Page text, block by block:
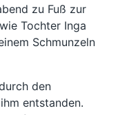
zu Fuß zur
Tochter Inga
Schmunzeln
den
entstanden.